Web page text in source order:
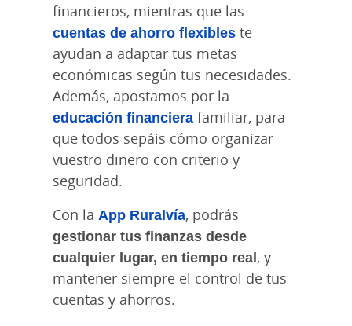
financieros, mientras que las
cuentas de ahorro flexibles te
ayudan a adaptar tus metas
económicas según tus necesidades.
Además, apostamos por la
educación financiera familiar, para
que todos sepáis cómo organizar
vuestro dinero con criterio y
seguridad.
Con la App Ruralvía, podrás
gestionar tus finanzas desde
cualquier lugar, en tiempo real, y
mantener siempre el control de tus
cuentas y ahorros.